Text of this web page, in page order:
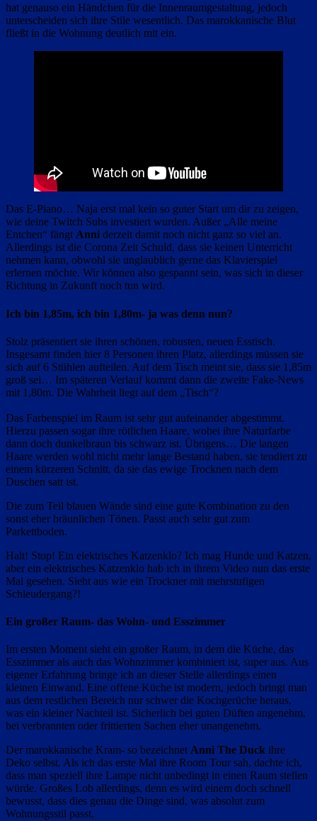
hat genauso ein Händchen für die Innenraumgestaltung, jedoch
unterscheiden sich ihre Stile wesentlich. Das marokkanische Blut
fließt in die Wohnung deutlich mit ein.
Das E-Piano… Naja erst mal kein so guter Start um dir zu zeigen,
wie deine Twitch Subs investiert wurden. Außer „Alle meine
Entchen“ fängt Anni derzeit damit noch nicht ganz so viel an.
Allerdings ist die Corona Zeit Schuld, dass sie keinen Unterricht
nehmen kann, obwohl sie unglaublich gerne das Klavierspiel
erlernen möchte. Wir können also gespannt sein, was sich in dieser
Richtung in Zukunft noch tun wird.
Ich bin 1,85m, ich bin 1,80m- ja was denn nun?
Stolz präsentiert sie ihren schönen, robusten, neuen Esstisch.
Insgesamt finden hier 8 Personen ihren Platz, allerdings müssen sie
sich auf 6 Stühlen aufteilen. Auf dem Tisch meint sie, dass sie 1,85m
groß sei… Im späteren Verlauf kommt dann die zweite Fake-News
mit 1,80m. Die Wahrheit liegt auf dem „Tisch“?
Das Farbenspiel im Raum ist sehr gut aufeinander abgestimmt.
Hierzu passen sogar ihre rötlichen Haare, wobei ihre Naturfarbe
dann doch dunkelbraun bis schwarz ist. Übrigens… Die langen
Haare werden wohl nicht mehr lange Bestand haben, sie tendiert zu
einem kürzeren Schnitt, da sie das ewige Trocknen nach dem
Duschen satt ist.
Die zum Teil blauen Wände sind eine gute Kombination zu den
sonst eher bräunlichen Tönen. Passt auch sehr gut zum
Parkettboden.
Halt! Stop! Ein elektrisches Katzenklo? Ich mag Hunde und Katzen,
aber ein elektrisches Katzenklo hab ich in ihrem Video nun das erste
Mal gesehen. Sieht aus wie ein Trockner mit mehrstufigen
Schleudergang?!
Ein großer Raum- das Wohn- und Esszimmer
Im ersten Moment sieht ein großer Raum, in dem die Küche, das
Esszimmer als auch das Wohnzimmer kombiniert ist, super aus. Aus
eigener Erfahrung bringe ich an dieser Stelle allerdings einen
kleinen Einwand. Eine offene Küche ist modern, jedoch bringt man
aus dem restlichen Bereich nur schwer die Kochgerüche heraus,
was ein kleiner Nachteil ist. Sicherlich bei guten Düften angenehm,
bei verbrannten oder frittierten Sachen eher unangenehm.
Der marokkanische Kram- so bezeichnet Anni The Duck ihre
Deko selbst. Als ich das erste Mal ihre Room Tour sah, dachte ich,
dass man speziell ihre Lampe nicht unbedingt in einen Raum stellen
würde. Großes Lob allerdings, denn es wird einem doch schnell
bewusst, dass dies genau die Dinge sind, was absolut zum
Wohnungsstil passt.